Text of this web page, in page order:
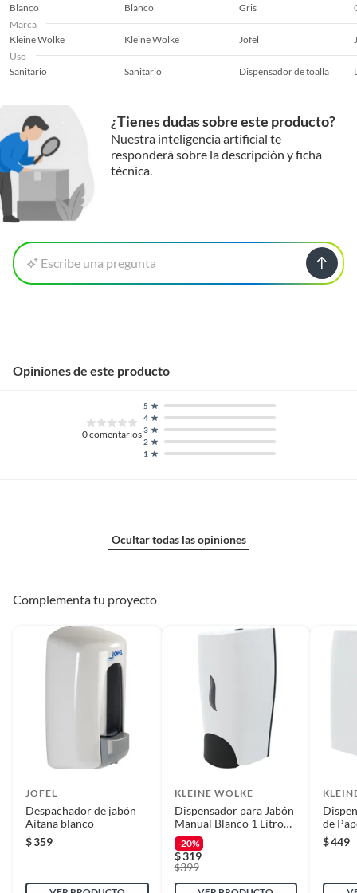
Blanco
Blanco Gris
Marca
Kleine Wolke
Kleine Wolke Jofel
Uso
Sanitario
Sanitario Dispensador de toalla
¿Tienes dudas sobre este producto?
Nuestra inteligencia artificial te
responderá sobre la descripción y ficha
técnica.
Escribe una pregunta
Opiniones de este producto
0comentarios
1
2
3
4
5
Ocultar todas las opiniones
Complementa tu proyecto
JOFEL
Despachador de jabón
Aitana blanco
$359
KLEINE WOLKE
Dispensador para Jabón
Manual Blanco 1 Litro
Blanco
-20%
$319
$399
de
Blanco
$449